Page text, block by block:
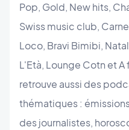
Pop, Gold, New hits,
Swiss music club,
Loco, Bravi Bimibi,
L'Età, Lounge Cotn et A
retrouve aussi des
thématiques :
des journalistes,